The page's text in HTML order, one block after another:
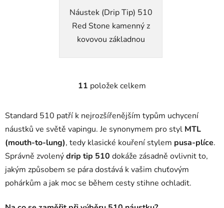
Náustek (Drip Tip) 510
Red Stone kamenný z
kovovou základnou
O
l
d
a
c
í
p
r
11 položek celkem
Standard 510 patří k nejrozšířenějším typům uchycení
náustků ve světě vapingu. Je synonymem pro styl MTL
(mouth-to-lung), tedy klasické kouření stylem pusa-plíce.
Správně zvolenýdrip tip 510 dokáže zásadně ovlivnit to,
jakým způsobem se pára dostává k vašim chuťovým
pohárkům a jak moc se během cesty stihne ochladit.